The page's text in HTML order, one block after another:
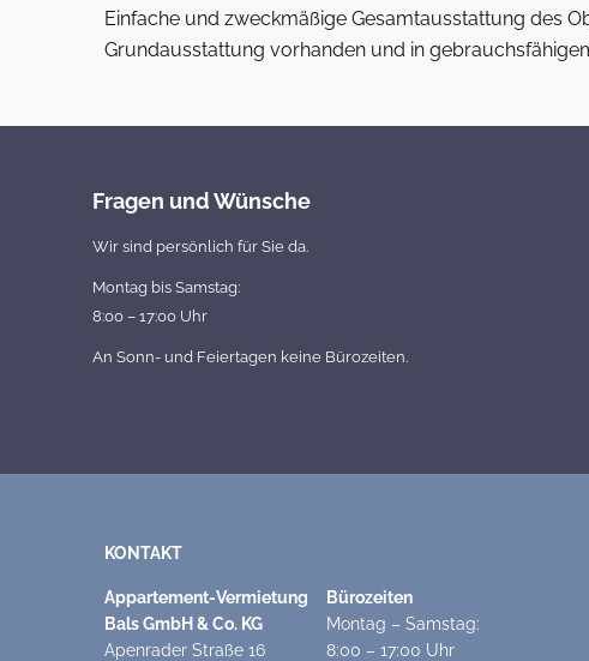
Einfache und zweckmäßige Gesamtausstattung des
Grundausstattung vorhanden und in
Fragen und Wünsche
Wir sind persönlich für Sie da.
Montag bis Samstag:
8:00 – 17:00 Uhr
An Sonn- und Feiertagen keine Bürozeiten.
KONTAKT
Appartement-Vermietung
Bals GmbH & Co. KG
Apenrader Straße 16
Bürozeiten
Montag – Samstag:
8:00 – 17:00 Uhr